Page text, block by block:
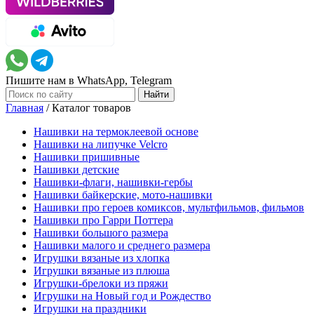
Пишите нам в WhatsApp, Telegram
Главная /Каталог товаров
Нашивки на термоклеевой основе
Нашивки на липучке Velcro
Нашивки пришивные
Нашивки детские
Нашивки-флаги, нашивки-гербы
Нашивки байкерские, мото-нашивки
Нашивки про героев комиксов, мультфильмов, фильмов
Нашивки про Гарри Поттера
Нашивки большого размера
Нашивки малого и среднего размера
Игрушки вязаные из хлопка
Игрушки вязаные из плюша
Игрушки-брелоки из пряжи
Игрушки на Новый год и Рождество
Игрушки на праздники